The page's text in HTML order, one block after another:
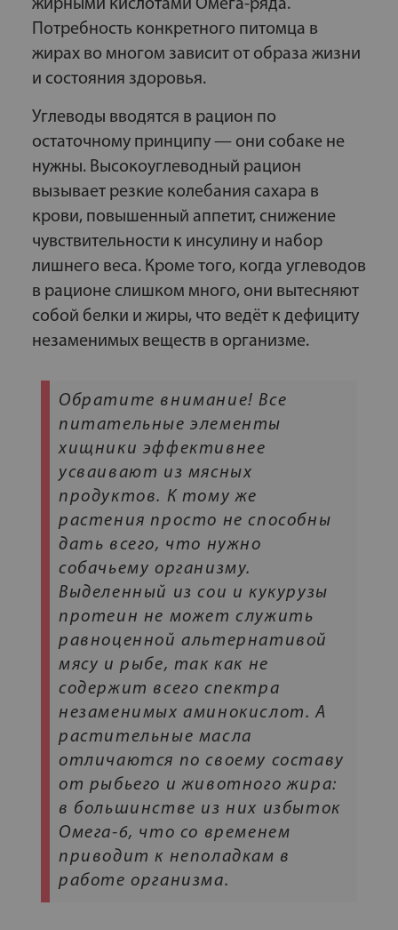
жирными кислотами Омега-ряда.
Потребность конкретного питомца в
жирах во многом зависит от образа жизни
и состояния здоровья.
Углеводы вводятся в рацион по
остаточному принципу — они собаке не
нужны. Высокоуглеводный рацион
вызывает резкие колебания сахара в
крови, повышенный аппетит, снижение
чувствительности к инсулину и набор
лишнего веса. Кроме того, когда углеводов
в рационе слишком много, они вытесняют
собой белки и жиры, что ведёт к дефициту
незаменимых веществ в организме.
Обратите внимание! Все
питательные элементы
хищники эффективнее
усваивают из мясных
продуктов. К тому же
растения просто не способны
дать всего, что нужно
собачьему организму.
Выделенный из сои и кукурузы
протеин не может служить
равноценной альтернативой
мясу и рыбе, так как не
содержит всего спектра
незаменимых аминокислот. А
растительные масла
отличаются по своему составу
от рыбьего и животного жира:
в большинстве из них избыток
Омега-6, что со временем
приводит к неполадкам в
работе организма.